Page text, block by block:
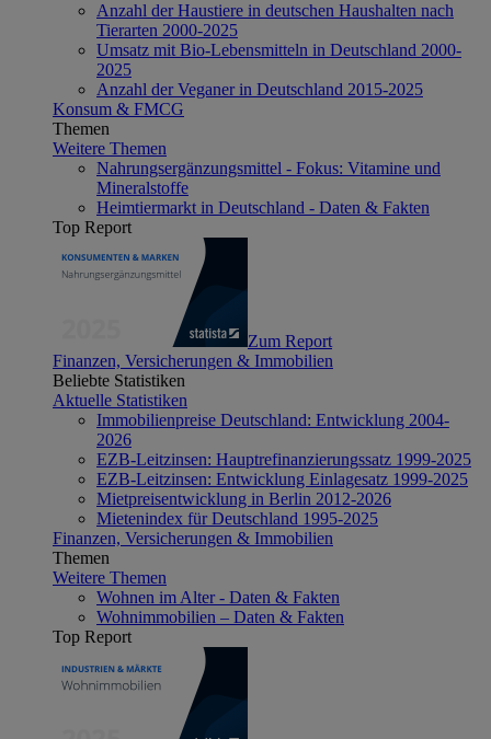
Anzahl der Haustiere in deutschen Haushalten nach
Tierarten 2000-2025
Umsatz mit Bio-Lebensmitteln in Deutschland 2000-
2025
Anzahl der Veganer in Deutschland 2015-2025
Konsum & FMCG
Themen
Weitere Themen
Nahrungsergänzungsmittel - Fokus: Vitamine und
Mineralstoffe
Heimtiermarkt in Deutschland - Daten & Fakten
Top Report
Zum Report
Finanzen, Versicherungen & Immobilien
Beliebte Statistiken
Aktuelle Statistiken
Immobilienpreise Deutschland: Entwicklung 2004-
2026
EZB-Leitzinsen: Hauptrefinanzierungssatz 1999-2025
EZB-Leitzinsen: Entwicklung Einlagesatz 1999-2025
Mietpreisentwicklung in Berlin 2012-2026
Mietenindex für Deutschland 1995-2025
Finanzen, Versicherungen & Immobilien
Themen
Weitere Themen
Wohnen im Alter - Daten & Fakten
Wohnimmobilien – Daten & Fakten
Top Report